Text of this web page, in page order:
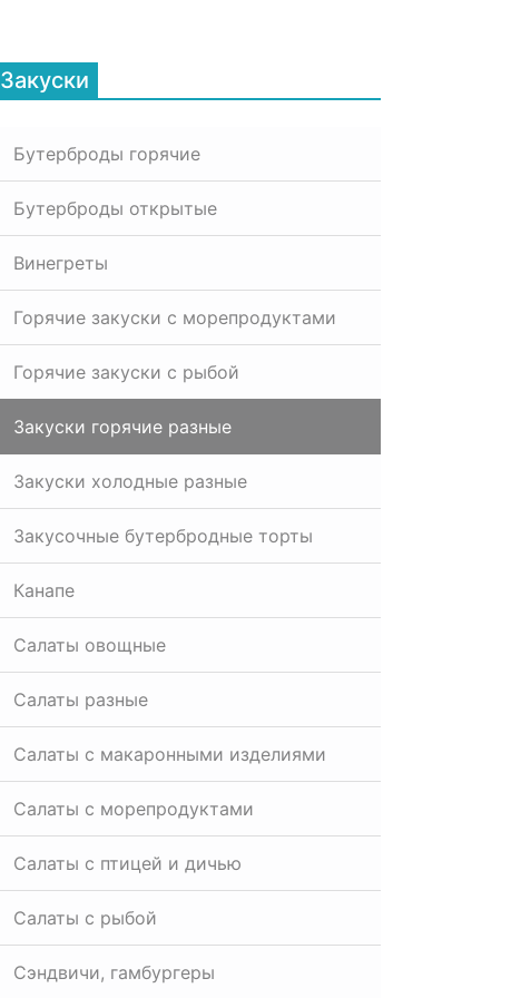
Закуски
Бутерброды горячие
Бутерброды открытые
Винегреты
Горячие закуски с морепродуктами
Горячие закуски с рыбой
Закуски горячие разные
Закуски холодные разные
Закусочные бутербродные торты
Канапе
Салаты овощные
Салаты разные
Салаты с макаронными изделиями
Салаты с морепродуктами
Салаты с птицей и дичью
Салаты с рыбой
Сэндвичи, гамбургеры